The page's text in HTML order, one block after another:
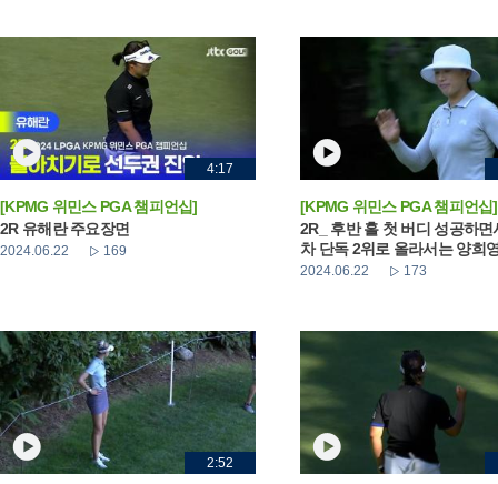
4:17
[KPMG 위민스 PGA 챔피언십]
2R 유해란 주요장면
2024.06.22 169
[KPMG 위민스 PGA 챔피언십]
2R_ 후반 홀 첫 버디 성공하면
차 단독 2위로 올라서는 양희
2024.06.22 173
2:52